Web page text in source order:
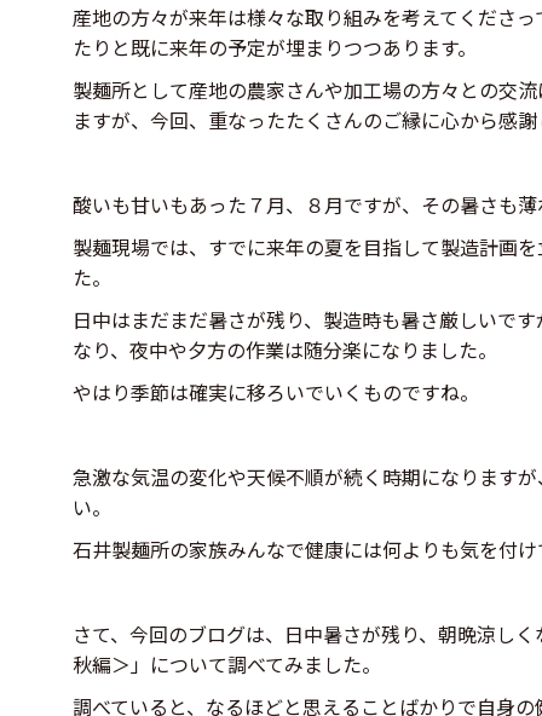
産地の方々が来年は様々な取り組みを考えてくださ
たりと既に来年の予定が埋まりつつあります。
製麺所として産地の農家さんや加工場の方々との交
ますが、今回、重なったたくさんのご縁に心から感
酸いも甘いもあった７月、８月ですが、その暑さも
製麺現場では、すでに来年の夏を目指して製造計画
た。
日中はまだまだ暑さが残り、製造時も暑さ厳しいで
なり、夜中や夕方の作業は随分楽になりました。
やはり季節は確実に移ろいでいくものですね。
急激な気温の変化や天候不順が続く時期になります
い。
石井製麺所の家族みんなで健康には何よりも気を付
さて、今回のブログは、日中暑さが残り、朝晩涼し
秋編＞」について調べてみました。
調べていると、なるほどと思えることばかりで自身